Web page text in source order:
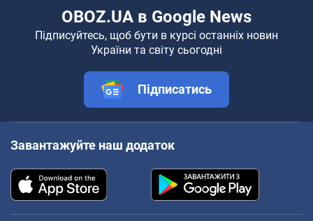
OBOZ.UA в Google News
Підписуйтесь, щоб бути в курсі останніх новин
України та світу сьогодні
Підписатись
Завантажуйте наш додаток